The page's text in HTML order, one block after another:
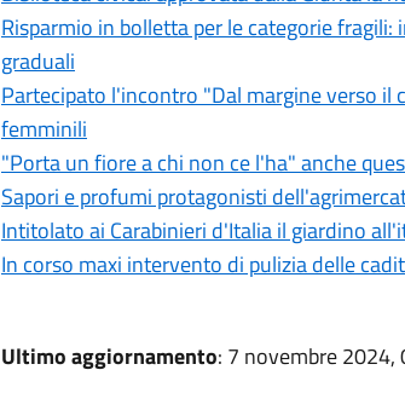
Risparmio in bolletta per le categorie
graduali
Partecipato l'incontro "Dal margine verso il
femminili
"Porta un fiore a chi non ce l'ha" anche
Sapori e profumi protagonisti
Intitolato ai Carabinieri d'Italia il giardino
In corso maxi intervento di pulizia delle
Ultimo aggiornamento: 7 novembre 2024,